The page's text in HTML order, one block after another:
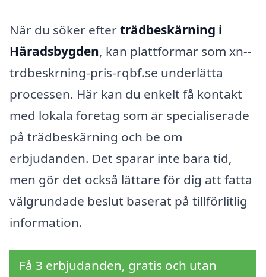
När du söker efterträdbeskärning i
Häradsbygden, kan plattformar som xn--
trdbeskrning-pris-rqbf.se underlätta
processen. Här kan du enkelt få kontakt
med lokala företag som är specialiserade
på trädbeskärning och be om
erbjudanden. Det sparar inte bara tid,
men gör det också lättare för dig att fatta
välgrundade beslut baserat på tillförlitlig
information.
Få 3 erbjudanden, gratis och utan